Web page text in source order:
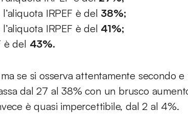
l’aliquota IRPEF è del 38%;
l’aliquota IRPEF è del 41%;
è del 43%.
se si osserva attentamente secondo e
dal 27 al 38% con un brusco
è quasi impercettibile, dal 2 al 4%.